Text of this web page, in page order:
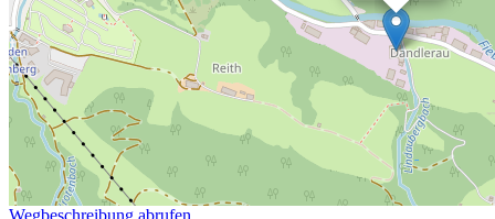
Wegbeschreibung abrufen